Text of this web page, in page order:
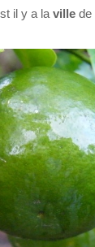
il y a la ville de